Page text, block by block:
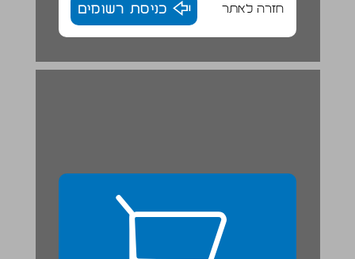
חזרה לאתר כניסת רשומים
הַמֶלֶךְ וְהַצְפַרְדְעִים / עִבֵּד: שְׁלֹמֹה אַבַּס ... 26